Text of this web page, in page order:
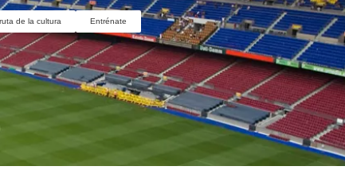
de la cultura Entrénate